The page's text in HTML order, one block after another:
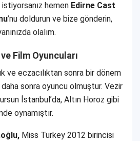
hemen Edirne Cast
’nu doldurun ve bize gönderin,
olalım.
Film Oyuncuları
ve eczacılıktan sonra bir dönem
sonra oyuncu olmuştur. Vezir
İstanbul’da, Altın Horoz gibi
oynamıştır.
Miss Turkey 2012 birincisi